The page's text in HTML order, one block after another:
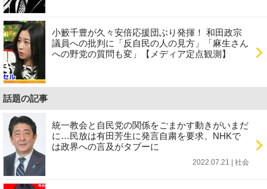
小籔千豊が久々安倍応援団ぶり発揮！ 和田政宗
議員への批判に「反自民の人の見方」「麻生さん
への野党の質問も変」【メディア定点観測】
話題の記事
統一教会と自民党の関係をごまかす動きがいまだ
に…民放は有田芳生に発言自粛を要求、NHKで
は政界への言及がタブーに
2022.07.21 | 社会